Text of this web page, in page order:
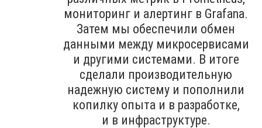
мониторинг и алертинг в Grafana.
Затем мы обеспечили обмен
данными между микросервисами
и другими системами. В итоге
сделали производительную
надежную систему и пополнили
копилку опыта и в разработке,
и в инфраструктуре.